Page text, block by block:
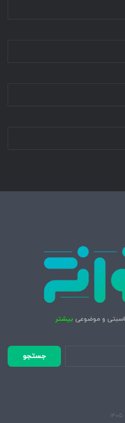
و موضوعی بیشتر
جستجو
برای: